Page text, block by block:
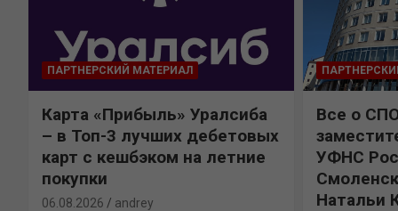
ПАРТНЕРСКИЙ МАТЕРИАЛ
Карта «Прибыль» Уралсиба
– в Топ-3 лучших дебетовых
карт с кешбэком на летние
покупки
06.08.2026 andrey
Все о
УФНС
Натальи